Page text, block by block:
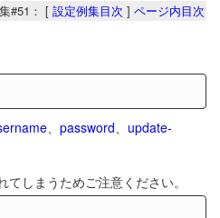
#51： [ 設定例集目次 ] ページ内目次
password
update-
しまうためご注意ください。